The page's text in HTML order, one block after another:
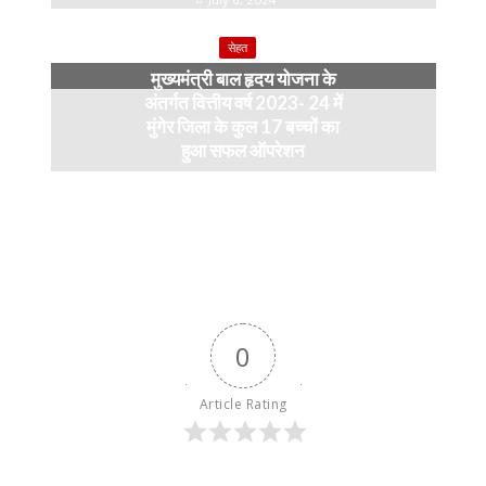
सेहत
मुख्यमंत्री बाल हृदय योजना के
अंतर्गत वित्तीय वर्ष 2023- 24 में
मुंगेर जिला के कुल 17 बच्चों का
हुआ सफल ऑपरेशन
0
Article Rating